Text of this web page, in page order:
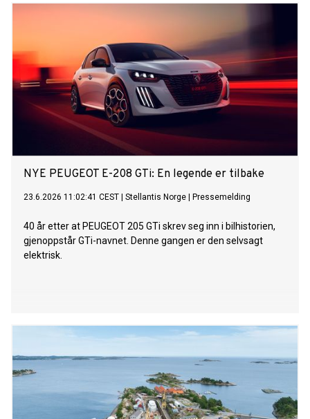
NYE PEUGEOT E-208 GTi: En legende er tilbake
23.6.2026 11:02:41 CEST Stellantis Norge Pressemelding
40 år etter at PEUGEOT 205 GTi skrev seg inn i bilhistorien,
gjenoppstår GTi-navnet. Denne gangen er den selvsagt
elektrisk.